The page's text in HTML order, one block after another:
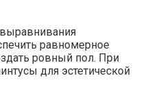
равномерное
ровный пол.​ При
для эстетической